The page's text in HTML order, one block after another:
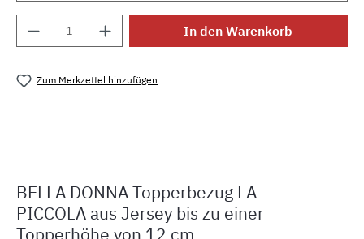
Produkt Anzahl: Gib den gewünschten
In den Warenkorb
Zum Merkzettel hinzufügen
BELLA DONNA Topperbezug LA
PICCOLA aus Jersey bis zu einer
Topperhöhe von 12 cm